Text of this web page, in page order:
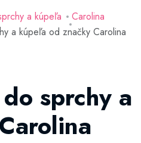
a kúpeľa
Carolina
a kúpeľa od značky Carolina
sprchy a